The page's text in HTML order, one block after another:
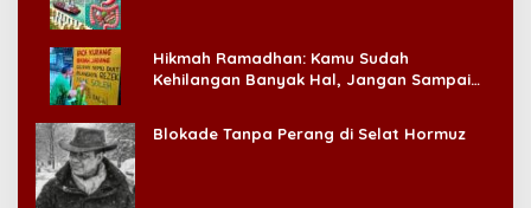
Hikmah Ramadhan: Kamu Sudah
Kehilangan Banyak Hal, Jangan Sampai
Blokade Tanpa Perang di Selat Hormuz